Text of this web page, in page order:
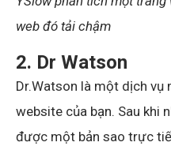
web đó tải chậm
2. Dr Watson
Dr.Watson là một dịch vụ
website của bạn. Sau khi
được một bản sao trực